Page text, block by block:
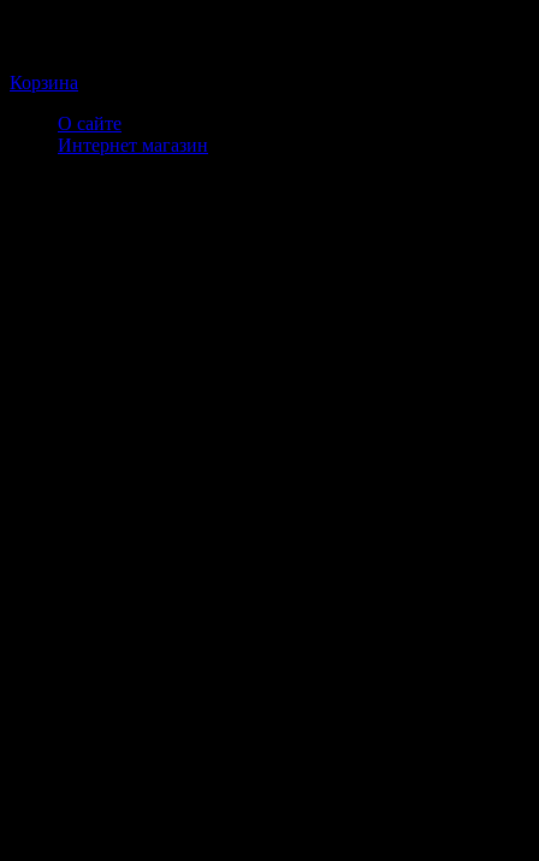
Корзина
О сайте
Интернет магазин